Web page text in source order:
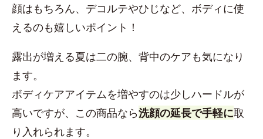
顔はもちろん、デコルテやひじなど、ボディに使
えるのも嬉しいポイント！
露出が増える夏は二の腕、背中のケアも気になり
ます。
ボディケアアイテムを増やすのは少しハードルが
高いですが、この商品なら洗顔の延長で手軽に取
り入れられます。